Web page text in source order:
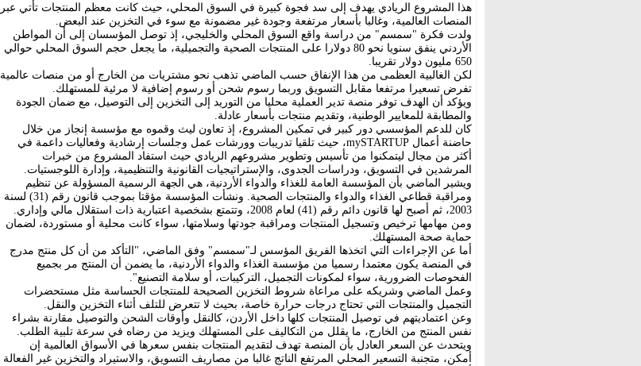
هذا المشروع الريادي يهدف إلى سد فجوة كبيرة في السوق المحلي، حيث كانت معظم المنتجات تأتي عبر
المنصات العالمية، وغالبا بأسعار مرتفعة وجودة غير مضمونة مع سوء في التخزين عند البعض.
ولدت فكرة "سمسم" من دراسة واقع السوق المحلي والخليجي، إذ توصل المؤسسان إلى أن المواطن
الأردني ينفق سنويا نحو 80 دولارا على المنتجات الصحية والتجميلية، ما يجعل حجم السوق المحلي حوالي
650 مليون دولار تقريبا.
لكن الغالبية العظمى من هذا الإنفاق حسب الماضي تذهب نحو مشتريات من الخارج أو من منصات عالمية
تفرض تسعيرا مرتفعا مقابل التسويق وربما رسوم شحن أو رسوم إضافية لا مرئية للمستهلك.
ويؤكد أن الهدف توفر منصة تدير العملية محليا من التوريد إلى التخزين إلى التوصيل، مع ضمان الجودة
والمطابقة للمعايير الوطنية، وتقديم منتجات بأسعار عادلة.
كان للدعم المؤسسي دور كبير في تمكين المشروع، إذ تعاون ليث وقموه مع مؤسسة إنجاز من خلال
حاضنة أعمال mySTARTUP، حيث تلقيا تدريبات وورشات عمل وجلسات إرشادية وفعاليات داعمة في
أكثر من مجال ليتمكنوا من تأسيس وتطوير مشروعهم الريادي حيث استفاد المشروع من خبرات
المرشدين في التسويق، ودراسات الجدوى، والإستراتيجيات القانونية والتنظيمية، وإدارة اللوجستيات.
ويشير الماضي بأن المؤسسة العامة للغذاء والدواء الأردنية، هي الجهة الرسمية المسؤولة عن تنظيم
ومراقبة قطاعي الغذاء والدواء والمنتجات الصحية. ونشأت المؤسسة مؤقتا بموجب قانون رقم (31) لسنة
2003، ثم أصبح لها قانون دائم رقم (41) لعام 2008، وتتمتع بشخصية اعتبارية ذات استقلال مالي وإداري.
ومن مهامها ترخيص وتسجيل المنتجات ومراقبة جودتها وسلامتها، سواء كانت محلية أو مستوردة، لضمان
حماية صحة المستهلك.
أما عن الإجراءات التي اتخذها الفريق المؤسس لـ"سمسم" وفق الماضي، "التأكد من أن كل منتج مدرج
في المنصة يكون معتمدا رسميا من مؤسسة الغذاء والدواء الأردنية، ما يضمن أن المنتج مر بجميع
الفحوصات الضرورية، سواء لمكونات التجميل، التركيبات، أو سلامة التصنيع".
وعمل الماضي وشريكه على مراعاة شروط التخزين الصحيحة للمنتجات الحساسة مثل مستحضرات
التجميل والمنتجات التي تحتاج درجات حرارة خاصة، بحيث لا تتعرض للتلف أثناء التخزين والنقل.
وعن اعتماديتهم في توصيل المنتجات كلها داخل الأردن، كالنقل وأوقات الشحن والتوصيل مقارنة بشراء
نفس المنتج من الخارج، ما يقلل من التكاليف على المستهلك ويزيد من رضاه في سرعة تلبية الطلب.
ويتحدث عن السعر العادل بأن المنصة تهدف لتقديم المنتجات بنفس سعرها في الأسواق العالمية إن
أمكن، متجنبة التسعير المحلي المرتفع الناتج غالبا من مصاريف التسويق، والاستيراد والتخزين غير الفعالة